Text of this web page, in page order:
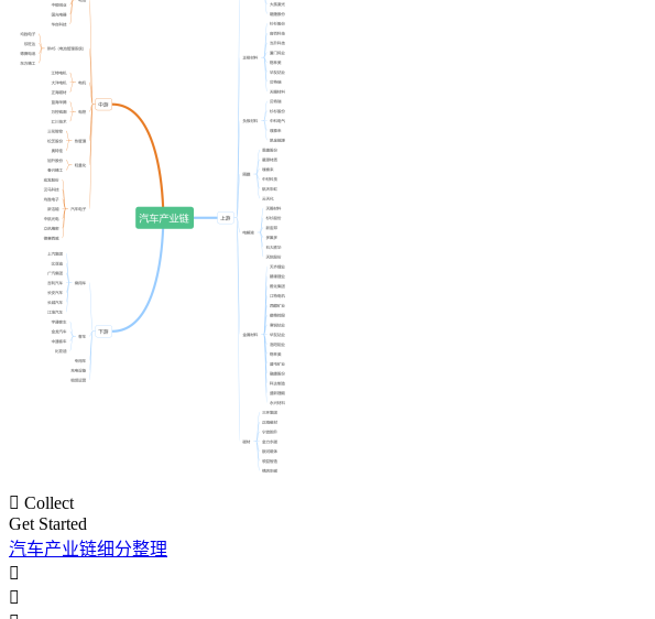
 Collect
Get Started
汽车产业链细分整理

